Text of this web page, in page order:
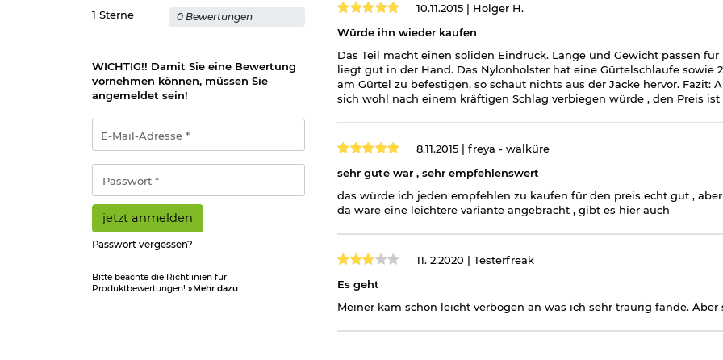
1 Sterne 0 Bewertungen
WICHTIG!! Damit Sie eine Bewertung
vornehmen können, müssen Sie
angemeldet sein!
Mail-
Adresse
*
jetzt anmelden
Passwort vergessen?
Bitte beachte die Richtlinien für
Produktbewertungen! »Mehr dazu
10.11.2015 | Holger H.
Würde ihn wieder kaufen
Das Teil macht einen soliden Eindruck. Länge und Gewicht passen
liegt gut in der Hand. Das Nylonholster hat eine Gürtelschlaufe sowie
am Gürtel zu befestigen, so schaut nichts aus der Jacke hervor.
sich wohl nach einem kräftigen Schlag verbiegen würde , den Preis ist
8.11.2015 | freya - walküre
sehr gute war , sehr empfehlenswert
das würde ich jeden empfehlen zu kaufen für den preis echt gut ,
da wäre eine leichtere variante angebracht , gibt es hier auch
11. 2.2020 | Testerfreak
Es geht
Meiner kam schon leicht verbogen an was ich sehr traurig fande. Aber